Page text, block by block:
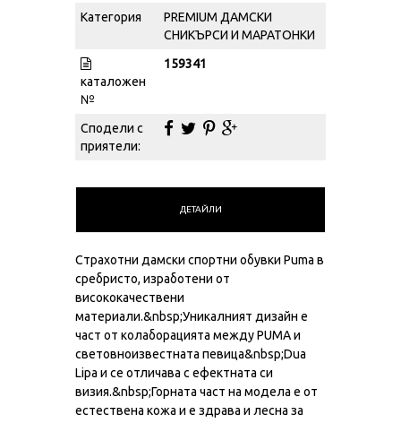
Категория
PREMIUM ДАМСКИ
СНИКЪРСИ И МАРАТОНКИ
каталожен
№
159341
Сподели с
приятели:
ДЕТАЙЛИ
Страхотни дамски спортни обувки Puma в
сребристо, изработени от
висококачествени
материали.&nbsp;Уникалният дизайн е
част от колаборацията между PUMA и
световноизвестната певица&nbsp;Dua
Lipa и се отличава с ефектната си
визия.&nbsp;Горната част на модела е от
естествена кожа и е здрава и лесна за